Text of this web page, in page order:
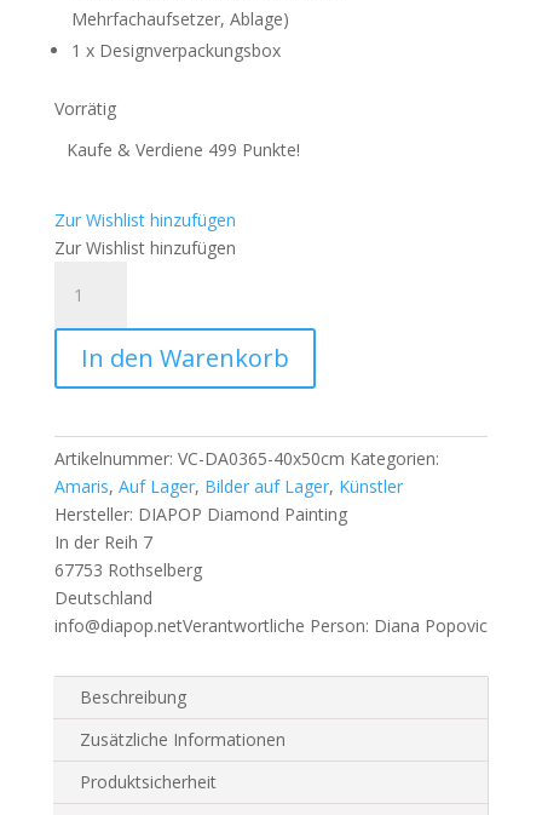
Mehrfachaufsetzer, Ablage)
1 x Designverpackungsbox
Vorrätig
Kaufe & Verdiene 499 Punkte!
Zur Wishlist hinzufügen
Zur Wishlist hinzufügen
Numixie
Art
Fitness
-
40x50cm
-
Eckige
Harzsteine
Menge
In den Warenkorb
Artikelnummer: VC-DA0365-40x50cm Kategorien:
Amaris, Auf Lager, Bilder auf Lager, Künstler
Hersteller: DIAPOP Diamond Painting
In der Reih 7
67753 Rothselberg
Deutschland
info@diapop.netVerantwortliche Person: Diana Popovic
Beschreibung
Zusätzliche Informationen
Produktsicherheit